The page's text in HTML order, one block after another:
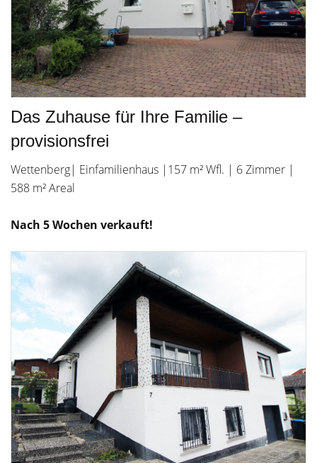
Das Zuhause für Ihre Familie –
provisionsfrei
Wettenberg| Einfamilienhaus |157 m² Wfl. | 6 Zimmer |
588 m² Areal
Nach 5 Wochen verkauft!